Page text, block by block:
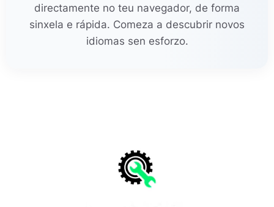
directamente no teu navegador, de forma
sinxela e rápida. Comeza a descubrir novos
idiomas sen esforzo.